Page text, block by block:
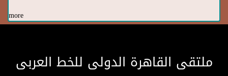
more
ملتقى القاهرة الدولى للخط العربى